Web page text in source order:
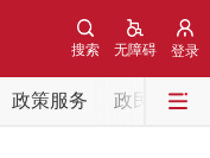
登录
无障碍
搜索
政策服务 政民互动